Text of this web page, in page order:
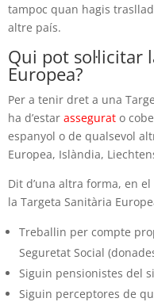
tampoc quan hagis
altre país.
Qui pot sol·licitar
Europea?
Per a tenir dret a una
ha d’estar assegurat o
espanyol o de qualsevol
Europea, Islàndia,
Dit d’una altra forma, en
la Targeta Sanitària
Treballin per compte
Seguretat Social
Siguin pensionistes del
Siguin perceptores de